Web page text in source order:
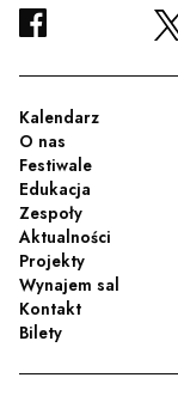
FACEBOOK
Kalendarz
O nas
Festiwale
Edukacja
Zespoły
Aktualności
Projekty
Wynajem sal
Kontakt
Bilety